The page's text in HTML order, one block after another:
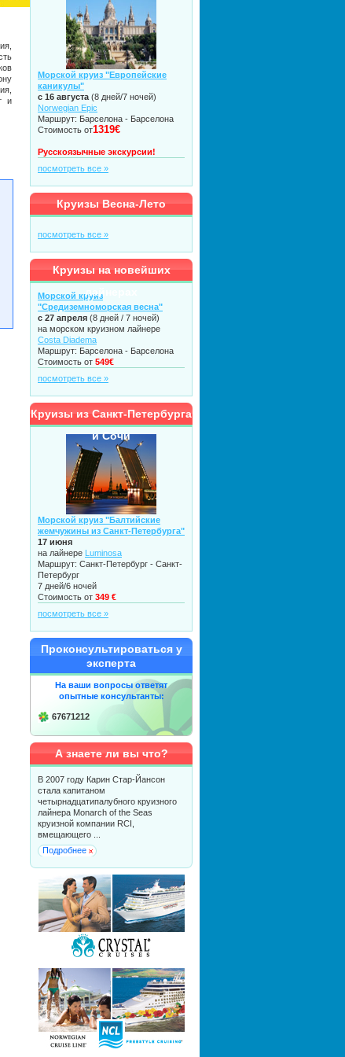
и
Морской круиз "Европейские
каникулы"
с 16 августа (8 дней/7 ночей)
Norwegian Epic
Маршрут: Барселона - Барселона
Стоимость от1319€
Русскоязычные экскурсии!
посмотреть все »
Круизы Весна-Лето
посмотреть все »
Круизы на новейших
лайнерах
Морской круиз
"Средиземноморская весна"
с 27 апреля (8 дней / 7 ночей)
на морском круизном лайнере
Costa Diadema
Маршрут: Барселона - Барселона
Стоимость от 549€
посмотреть все »
Круизы из Санкт-Петербурга
и Сочи
Морской круиз "Балтийские
жемчужины из Санкт-Петербурга"
17 июня
на лайнере Luminosa
Маршрут: Санкт-Петербург - Санкт-
Петербург
7 дней/6 ночей
Стоимость от 349 €
посмотреть все »
Проконсультироваться у
эксперта
На ваши вопросы ответят
опытные консультанты:
67671212
А знаете ли вы что?
В 2007 году Карин Стар-Йансон
стала капитаном
четырнадцатипалубного круизного
лайнера Monarch of the Seas
круизной компании RCI,
вмещающего ...
Подробнее